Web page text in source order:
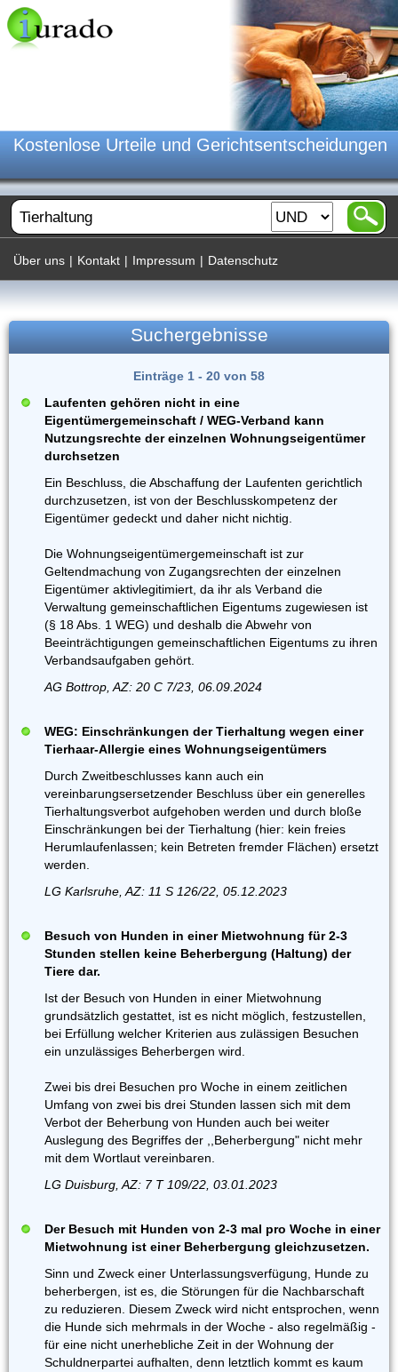
Kostenlose Urteile und Gerichtsentscheidungen
Über uns | Kontakt | Impressum | Datenschutz
Suchergebnisse
Einträge 1 - 20 von 58
Laufenten gehören nicht in eine
Eigentümergemeinschaft / WEG-Verband kann
Nutzungsrechte der einzelnen Wohnungseigentümer
durchsetzen
Ein Beschluss, die Abschaffung der Laufenten gerichtlich
durchzusetzen, ist von der Beschlusskompetenz der
Eigentümer gedeckt und daher nicht nichtig.
Die Wohnungseigentümergemeinschaft ist zur
Geltendmachung von Zugangsrechten der einzelnen
Eigentümer aktivlegitimiert, da ihr als Verband die
Verwaltung gemeinschaftlichen Eigentums zugewiesen ist
(§ 18 Abs. 1 WEG) und deshalb die Abwehr von
Beeinträchtigungen gemeinschaftlichen Eigentums zu ihren
Verbandsaufgaben gehört.
AG Bottrop, AZ: 20 C 7/23, 06.09.2024
WEG: Einschränkungen der Tierhaltung wegen einer
Tierhaar-Allergie eines Wohnungseigentümers
Durch Zweitbeschlusses kann auch ein
vereinbarungsersetzender Beschluss über ein generelles
Tierhaltungsverbot aufgehoben werden und durch bloße
Einschränkungen bei der Tierhaltung (hier: kein freies
Herumlaufenlassen; kein Betreten fremder Flächen) ersetzt
werden.
LG Karlsruhe, AZ: 11 S 126/22, 05.12.2023
Besuch von Hunden in einer Mietwohnung für 2-3
Stunden stellen keine Beherbergung (Haltung) der
Tiere dar.
Ist der Besuch von Hunden in einer Mietwohnung
grundsätzlich gestattet, ist es nicht möglich, festzustellen,
bei Erfüllung welcher Kriterien aus zulässigen Besuchen
ein unzulässiges Beherbergen wird.
Zwei bis drei Besuchen pro Woche in einem zeitlichen
Umfang von zwei bis drei Stunden lassen sich mit dem
Verbot der Beherbung von Hunden auch bei weiter
Auslegung des Begriffes der ,,Beherbergung" nicht mehr
mit dem Wortlaut vereinbaren.
LG Duisburg, AZ: 7 T 109/22, 03.01.2023
Der Besuch mit Hunden von 2-3 mal pro Woche in einer
Mietwohnung ist einer Beherbergung gleichzusetzen.
Sinn und Zweck einer Unterlassungsverfügung, Hunde zu
beherbergen, ist es, die Störungen für die Nachbarschaft
zu reduzieren. Diesem Zweck wird nicht entsprochen, wenn
die Hunde sich mehrmals in der Woche - also regelmäßig -
für eine nicht unerhebliche Zeit in der Wohnung der
Schuldnerpartei aufhalten, denn letztlich kommt es kaum